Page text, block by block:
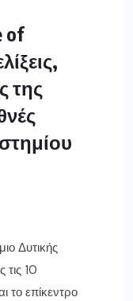
of
της
Δυτικής
10
το επίκεντρο